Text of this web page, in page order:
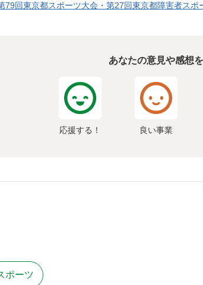
79回東京都スポーツ大会・第27回東京都障害者ス
あなたの意見や感想
応援する！ 良い事業
ポーツ